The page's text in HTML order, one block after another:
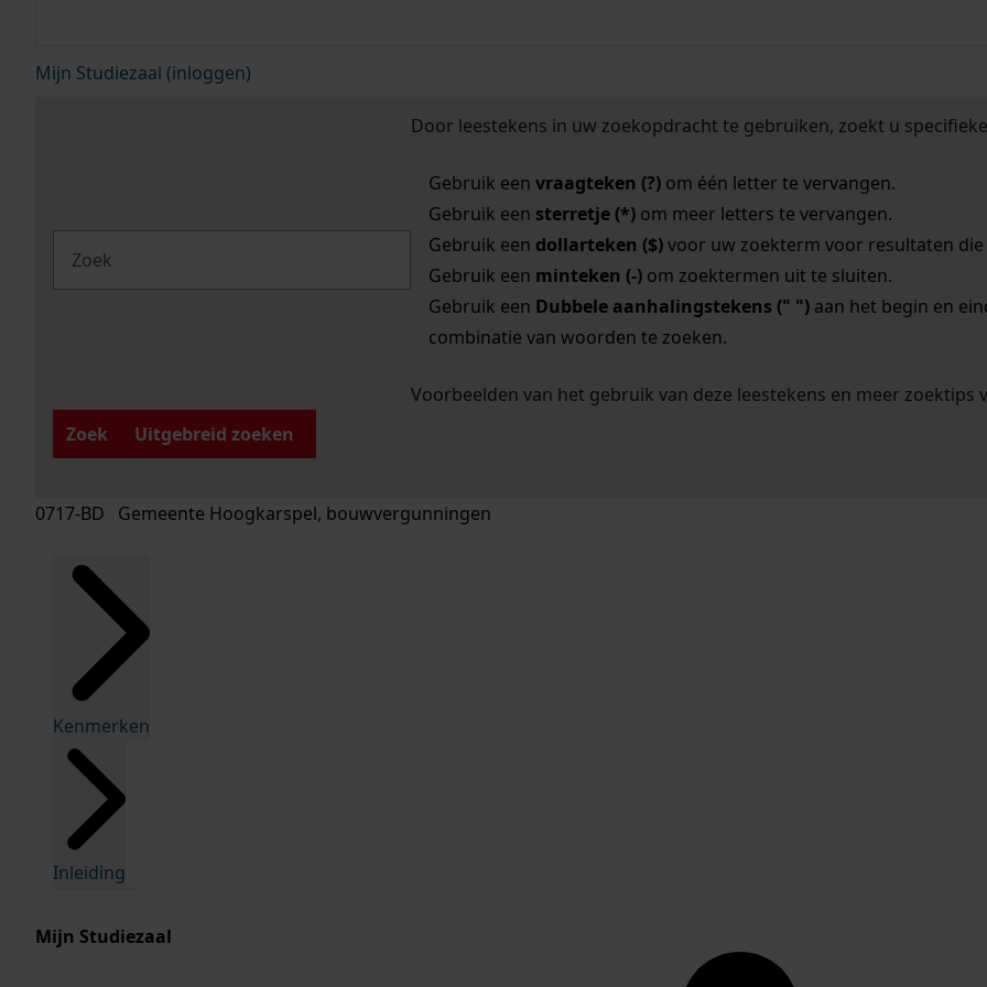
Mijn Studiezaal (inloggen)
Door leestekens in uw zoekopdracht te gebruiken, zoekt u
Gebruik een vraagteken (?)om één letter te vervangen.
Gebruik een sterretje (*)om meer letters te vervangen.
Gebruik een dollarteken ($)voor uw zoekterm voor resultaten die
Gebruik een minteken (-)om zoektermen uit te sluiten.
Gebruik een Dubbele aanhalingstekens (" ")aan het begin en
combinatie van woorden te zoeken.
Voorbeelden van het gebruik van deze leestekens en meer zoektips
Zoek
Uitgebreid zoeken
0717-BD Gemeente Hoogkarspel, bouwvergunningen
Kenmerken
Inleiding
Mijn Studiezaal